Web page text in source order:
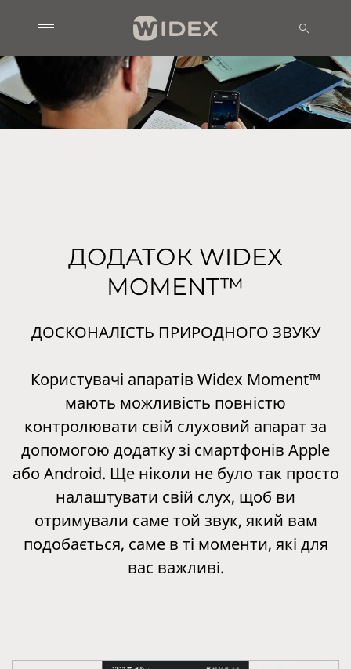
ДОДАТОК WIDEX
MOMENT™
ДОСКОНАЛІСТЬ ПРИРОДНОГО ЗВУКУ
Користувачі апаратів Widex Moment™
мають можливість повністю
контролювати свій слуховий апарат за
допомогою додатку зі смартфонів Apple
або Android. Ще ніколи не було так просто
налаштувати свій слух, щоб ви
отримували саме той звук, який вам
подобається, саме в ті моменти, які для
вас важливі.